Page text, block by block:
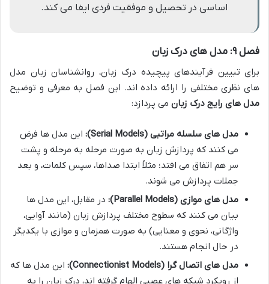
اساسی در تحصیل و موفقیت فردی ایفا می کند.
فصل ۹: مدل های درک زبان
برای تبیین فرآیندهای پیچیده درک زبان، روانشناسان زبان مدل
های نظری مختلفی را ارائه داده اند. این فصل به معرفی و توضیح
مدل های رایج درک زبان می پردازد:
مدل های سلسله مراتبی (Serial Models):
این مدل ها فرض
می کنند که پردازش زبان به صورت مرحله به مرحله و پشت
سر هم اتفاق می افتد؛ مثلاً ابتدا صداها، سپس کلمات، و بعد
جملات پردازش می شوند.
مدل های موازی (Parallel Models):
در مقابل، این مدل ها
بیان می کنند که سطوح مختلف پردازش زبان (مانند آوایی،
واژگانی، نحوی و معنایی) به صورت همزمان و موازی با یکدیگر
در حال انجام هستند.
مدل های اتصال گرا (Connectionist Models):
این مدل ها که
از رویکرد شبکه های عصبی الهام گرفته اند، درک زبان را به